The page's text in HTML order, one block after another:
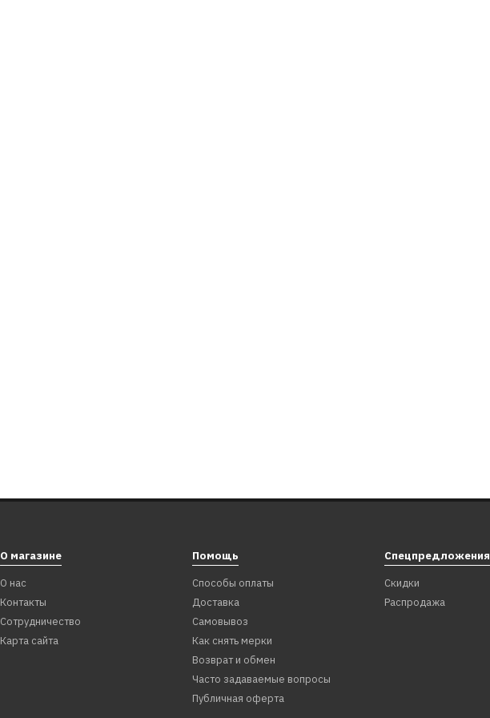
О магазине
О нас
Контакты
Сотрудничество
Карта сайта
Помощь
Способы оплаты
Доставка
Самовывоз
Как снять мерки
Возврат и обмен
Часто задаваемые вопросы
Публичная оферта
Спецпредложения
Скидки
Распродажа